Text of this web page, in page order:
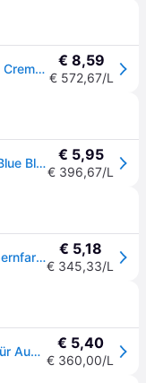
Refectocil Wimpernfarbe blauschwarz 2 Creme 15 ml dunkelblau € 8,59
€ 572,67/L
RefectoCil Eyelash And Eyebrow Tint 2 Blue Black 15 ml € 5,95
€ 396,67/L
RefectoCil Augenbrauenfarbe und Wimpernfarbe 15 ml Blauschwarz 2 € 5,18
€ 345,33/L
RefectoCil Eyelash and Eyebrow Farbe für Augenbrauen und Wimpern Farbton 2 Blue Black 15 ml € 5,40
€ 360,00/L